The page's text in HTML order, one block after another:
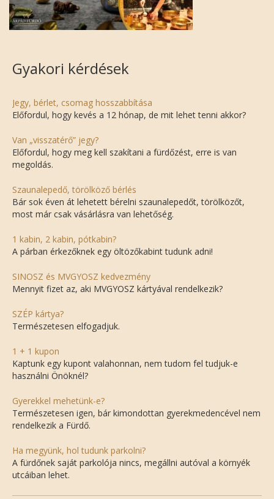
Gyakori kérdések
Jegy, bérlet, csomag hosszabbítása
Előfordul, hogy kevés a 12 hónap, de mit lehet tenni akkor?
Van „visszatérő” jegy?
Előfordul, hogy meg kell szakítani a fürdőzést, erre is van
megoldás.
Szaunalepedő, törölköző bérlés
Bár sok éven át lehetett bérelni szaunalepedőt, törölközőt,
most már csak vásárlásra van lehetőség.
1 kabin, 2 kabin, pótkabin?
A párban érkezőknek egy öltözőkabint tudunk adni!
SINOSZ és MVGYOSZ kedvezmény
Mennyit fizet az, aki MVGYOSZ kártyával rendelkezik?
SZÉP kártya?
Természetesen elfogadjuk.
1 + 1 kupon
Kaptunk egy kupont valahonnan, nem tudom fel tudjuk-e
használni Önöknél?
Gyerekkel mehetünk-e?
Természetesen igen, bár kimondottan gyerekmedencével nem
rendelkezik a Fürdő.
Ha megyünk, hol tudunk parkolni?
A fürdőnek saját parkolója nincs, megállni autóval a környék
utcáiban lehet.